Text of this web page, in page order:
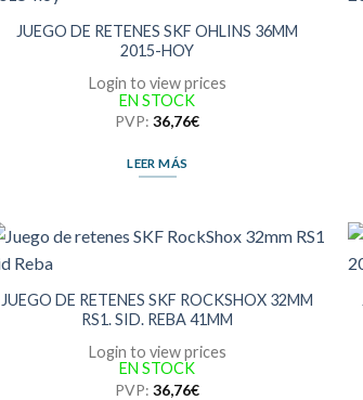
JUEGO DE RETENES SKF OHLINS 36MM
2015-HOY
Login to view prices
EN STOCK
PVP:36,76€
LEER MÁS
JUEGO DE RETENES SKF ROCKSHOX 32MM
RS1. SID. REBA 41MM
Login to view prices
EN STOCK
PVP:36,76€